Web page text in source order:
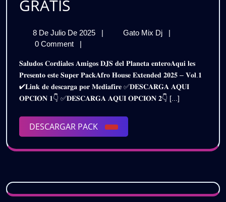
GRATIS
EXTENDED
2025
–
PACK
VOL.1
|
GRATIS
8 De Julio De 2025
De
2025
| Gato Mix Dj
AFRO
2025
–
PACK
VOL.1
|
0 Comment
|
𝐒𝐚𝐥𝐮𝐝𝐨𝐬 𝐂𝐨𝐫𝐝𝐢𝐚𝐥𝐞𝐬 𝐀𝐦𝐢𝐠𝐨𝐬 𝐃𝐉𝐒 𝐝𝐞𝐥 𝐏𝐥𝐚𝐧𝐞𝐭𝐚 𝐞𝐧𝐭𝐞𝐫𝐨𝐀𝐪𝐮𝐢 𝐥𝐞𝐬
𝐏𝐫𝐞𝐬𝐞𝐧𝐭𝐨 𝐞𝐬𝐭𝐞 𝐒𝐮𝐩𝐞𝐫 𝐏𝐚𝐜𝐤𝐀𝐟𝐫𝐨 𝐇𝐨𝐮𝐬𝐞 𝐄𝐱𝐭𝐞𝐧𝐝𝐞𝐝 𝟐𝟎𝟐𝟓 – 𝐕𝐨𝐥.𝟏
✔𝐋𝐢𝐧𝐤 𝐝𝐞 𝐝𝐞𝐬𝐜𝐚𝐫𝐠𝐚 𝐩𝐨𝐫 𝐌𝐞𝐝𝐢𝐚𝐟𝐢𝐫𝐞 ✅𝐃𝐄𝐒𝐂𝐀𝐑𝐆𝐀 𝐀𝐐𝐔𝐈
𝐎𝐏𝐂𝐈𝐎𝐍 𝟏👇 ✅𝐃𝐄𝐒𝐂𝐀𝐑𝐆𝐀 𝐀𝐐𝐔𝐈 𝐎𝐏𝐂𝐈𝐎𝐍 𝟐👇 [...]
DESCARGAR PACK
DESCARGAR
PACK